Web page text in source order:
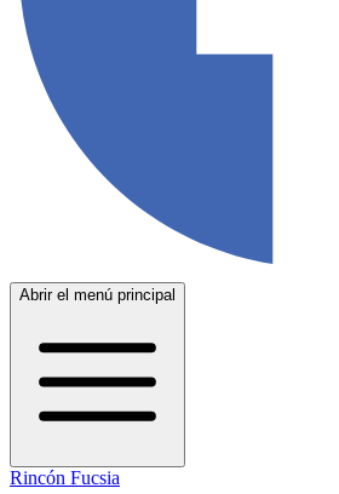
Abrir el menú principal
Rincón Fucsia